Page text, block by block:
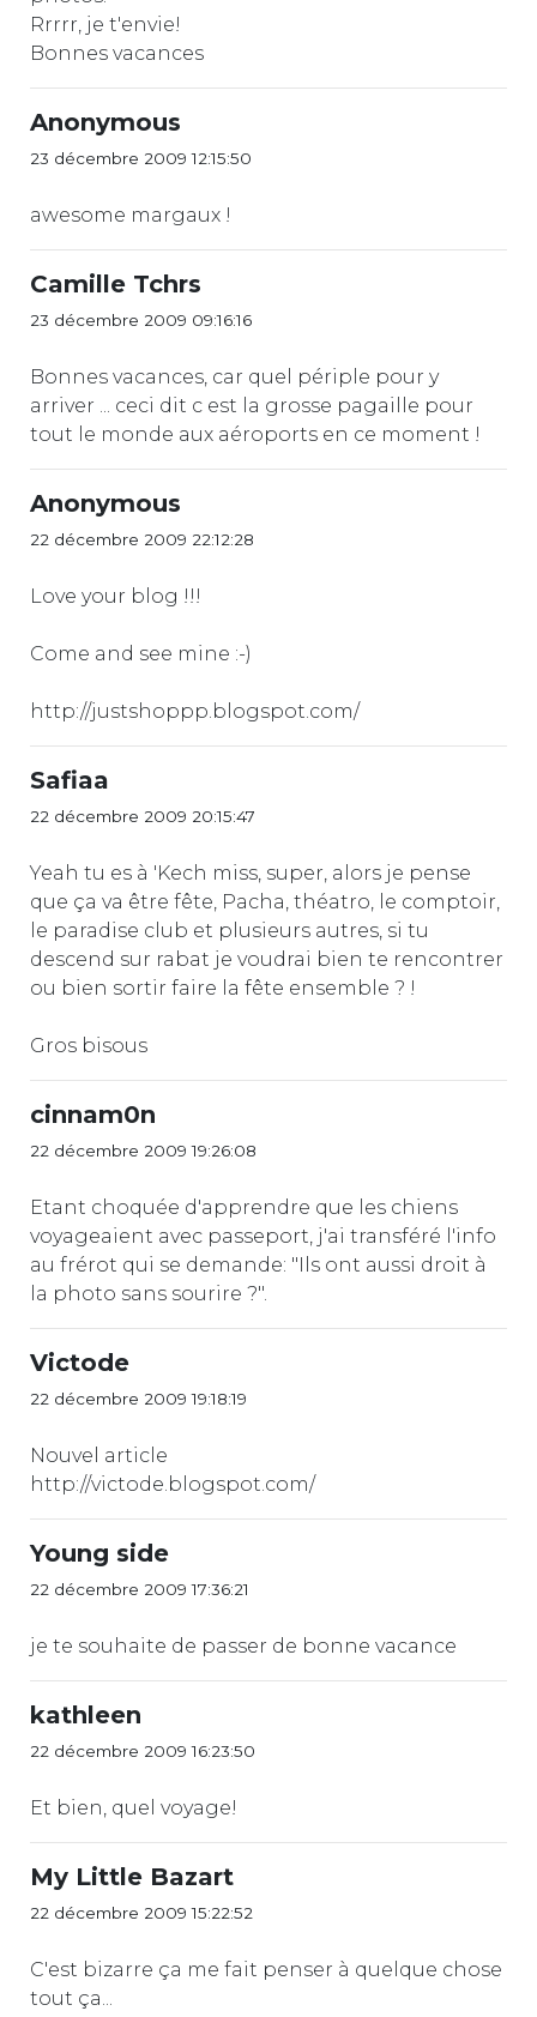
Rrrrr, je t'envie!
Bonnes vacances
Anonymous
23 décembre 2009 12:15:50
awesome margaux !
Camille Tchrs
23 décembre 2009 09:16:16
Bonnes vacances, car quel périple pour y
arriver ... ceci dit c est la grosse pagaille pour
tout le monde aux aéroports en ce moment !
Anonymous
22 décembre 2009 22:12:28
Love your blog !!!
Come and see mine :-)
http://justshoppp.blogspot.com/
Safiaa
22 décembre 2009 20:15:47
Yeah tu es à 'Kech miss, super, alors je pense
que ça va être fête, Pacha, théatro, le comptoir,
le paradise club et plusieurs autres, si tu
descend sur rabat je voudrai bien te rencontrer
ou bien sortir faire la fête ensemble ? !
Gros bisous
cinnam0n
22 décembre 2009 19:26:08
Etant choquée d'apprendre que les chiens
voyageaient avec passeport, j'ai transféré l'info
au frérot qui se demande: "Ils ont aussi droit à
la photo sans sourire ?".
Victode
22 décembre 2009 19:18:19
Nouvel article
http://victode.blogspot.com/
Young side
22 décembre 2009 17:36:21
je te souhaite de passer de bonne vacance
kathleen
22 décembre 2009 16:23:50
Et bien, quel voyage!
My Little Bazart
22 décembre 2009 15:22:52
C'est bizarre ça me fait penser à quelque chose
tout ça...